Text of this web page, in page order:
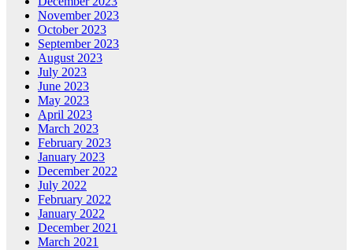
November 2023
October 2023
September 2023
August 2023
July 2023
June 2023
May 2023
April 2023
March 2023
February 2023
January 2023
December 2022
July 2022
February 2022
January 2022
December 2021
March 2021